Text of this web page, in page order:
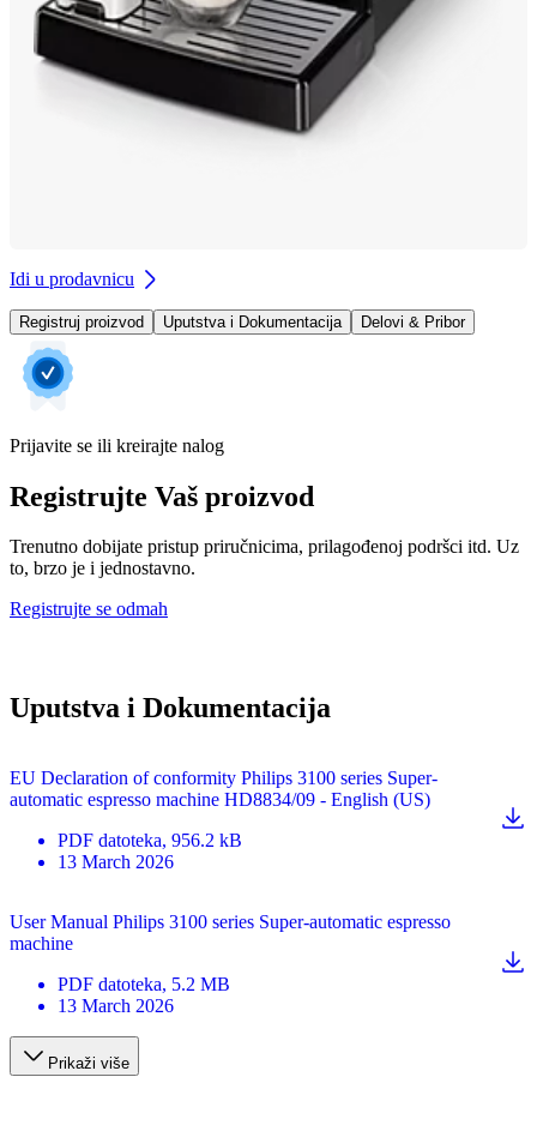
Idi u prodavnicu
Registruj proizvod Uputstva i Dokumentacija Delovi & Pribor
Prijavite se ili kreirajte nalog
Registrujte Vaš proizvod
Trenutno dobijate pristup priručnicima, prilagođenoj podršci itd. Uz
to, brzo je i jednostavno.
Registrujte se odmah
Uputstva i Dokumentacija
EU Declaration of conformity Philips 3100 series Super-
automatic espresso machine HD8834/09 - English (US)
PDF datoteka, 956.2 kB
13 March 2026
User Manual Philips 3100 series Super-automatic espresso
machine
PDF datoteka, 5.2 MB
13 March 2026
Prikaži više